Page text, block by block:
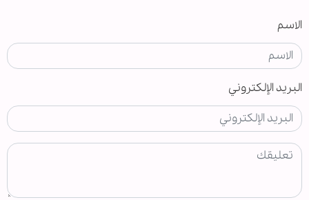
الاسم
البريد الإلكتروني